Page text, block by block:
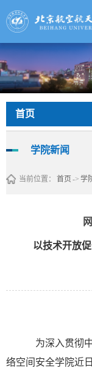
首页
学院新闻
当前位置： 首页 -> 学
以技术开放
为深入贯彻
络空间安全学院近